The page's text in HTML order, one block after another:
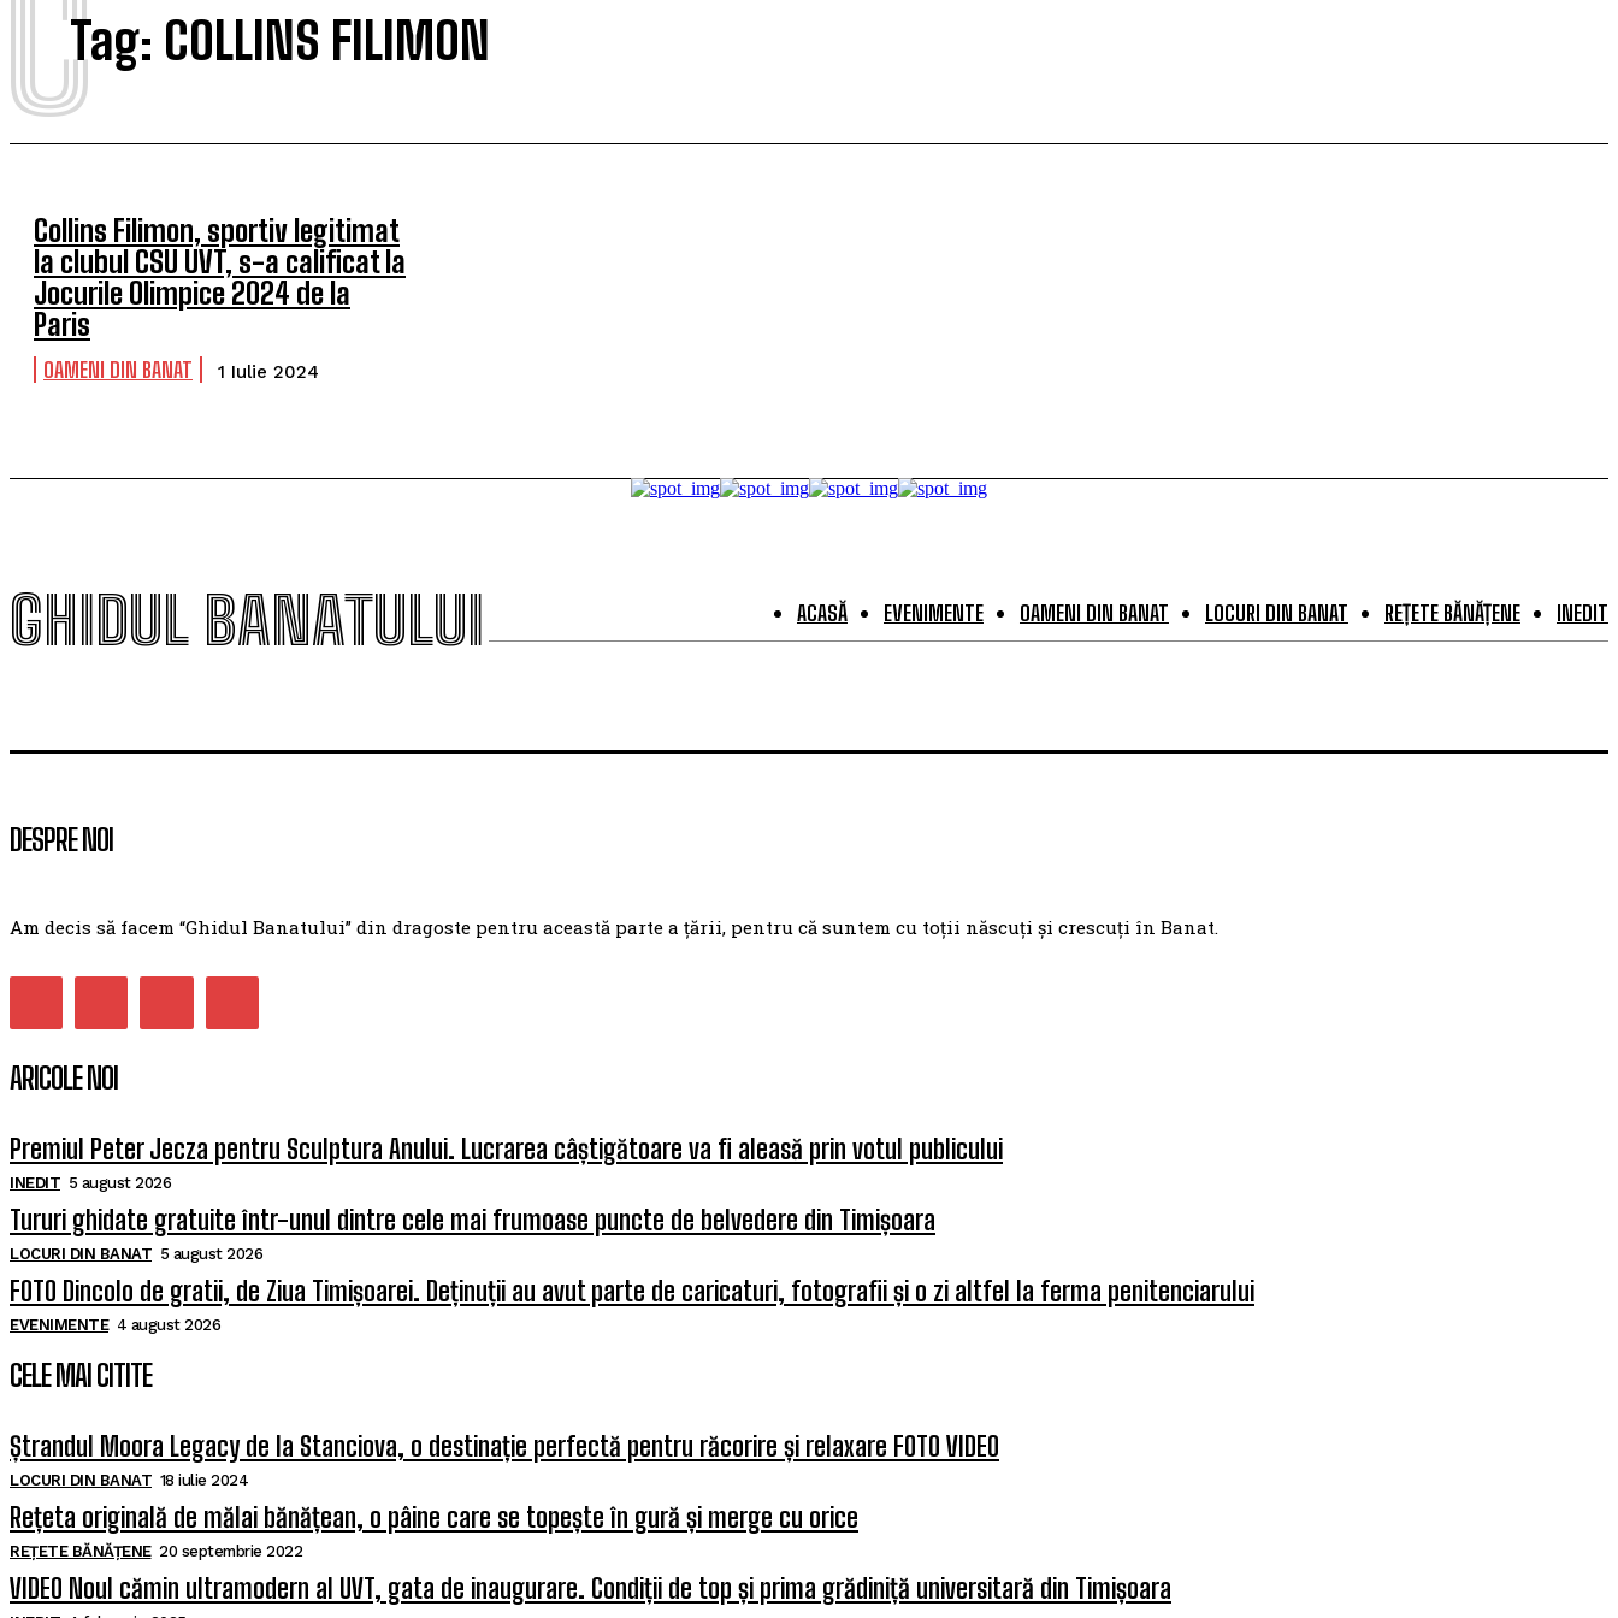
Tag: COLLINS FILIMON
Collins Filimon, sportiv legitimat
la clubul CSU UVT, s-a calificat la
Jocurile Olimpice 2024 de la
Paris
OAMENI DIN BANAT 1 Iulie 2024
GHIDUL BANATULUI ACASĂ EVENIMENTE OAMENI DIN BANAT LOCURI DIN BANAT REȚETE BĂNĂȚENE INEDIT
DESPRE NOI
Am decis să facem “Ghidul Banatului” din dragoste pentru această parte a țării, pentru că suntem cu toții născuți și crescuți în Banat.
ARICOLE NOI
Premiul Peter Jecza pentru Sculptura Anului. Lucrarea câștigătoare va fi aleasă prin votul publicului
INEDIT 5 august 2026
Tururi ghidate gratuite într-unul dintre cele mai frumoase puncte de belvedere din Timișoara
LOCURI DIN BANAT 5 august 2026
FOTO Dincolo de gratii, de Ziua Timișoarei. Deținuții au avut parte de caricaturi, fotografii și o zi altfel la ferma penitenciarului
EVENIMENTE 4 august 2026
CELE MAI CITITE
Ștrandul Moora Legacy de la Stanciova, o destinație perfectă pentru răcorire și relaxare FOTO VIDEO
LOCURI DIN BANAT 18 iulie 2024
Rețeta originală de mălai bănățean, o pâine care se topește în gură și merge cu orice
REȚETE BĂNĂȚENE 20 septembrie 2022
VIDEO Noul cămin ultramodern al UVT, gata de inaugurare. Condiții de top și prima grădiniță universitară din Timișoara